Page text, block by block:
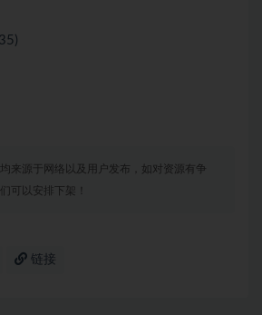
来源于网络以及用户发布，如对资源有争
可以安排下架！
链接